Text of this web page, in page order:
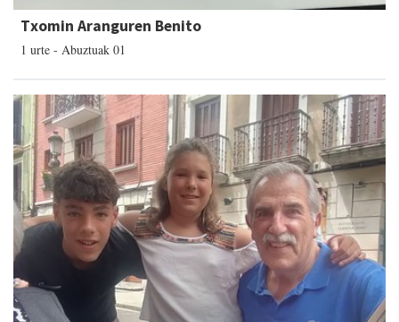
Txomin Aranguren Benito
1 urte - Abuztuak 01